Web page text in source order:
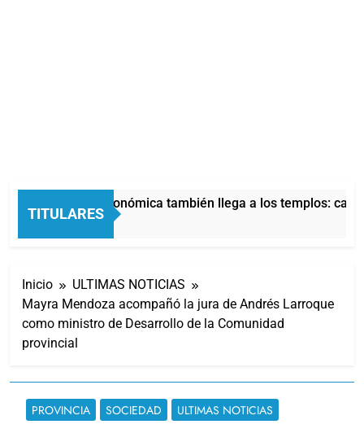
TITULARES
La crisis económica también llega a los templos:
7 Horas Atrás
Inicio
ULTIMAS NOTICIAS
Mayra Mendoza acompañó la jura de Andrés Larroque
como ministro de Desarrollo de la Comunidad
provincial
PROVINCIA SOCIEDAD ULTIMAS NOTICIAS